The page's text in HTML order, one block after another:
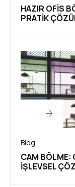
HAZIR OFIS
PRATIK
Blog
CAM BÖLME:
İŞLEVSEL